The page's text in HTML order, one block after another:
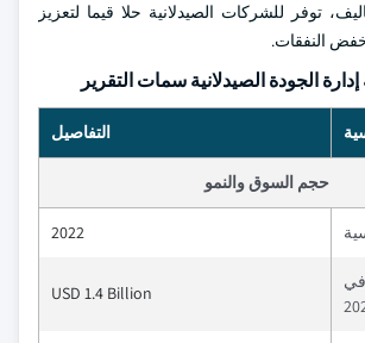
توفر للشركات الصيدلانية حلا قيما لتعزيز
النفقات.
الجودة الصيدلانية سمات التقرير
التفاصيل
حجم السوق والنمو
2022
USD 1.4 Billion